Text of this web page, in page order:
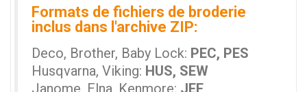
Formats de fichiers de broderie
inclus dans l'archive ZIP:
Deco, Brother, Baby Lock: PEC, PES
Husqvarna, Viking: HUS, SEW